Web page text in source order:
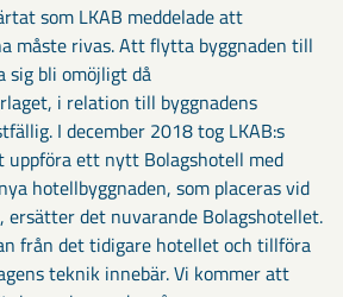
som LKAB meddelade att
måste rivas. Att flytta byggnaden till
sig bli omöjligt då
i relation till byggnadens
I december 2018 tog LKAB:s
uppföra ett nytt Bolagshotell med
hotellbyggnaden, som placeras vid
ersätter det nuvarande Bolagshotellet.
från det tidigare hotellet och tillföra
teknik innebär. Vi kommer att